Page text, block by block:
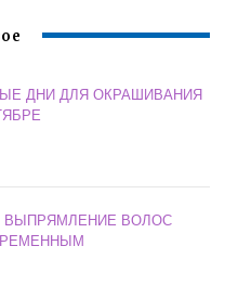
ДНИ ДЛЯ ОКРАШИВАНИЯ
ВЫПРЯМЛЕНИЕ ВОЛОС